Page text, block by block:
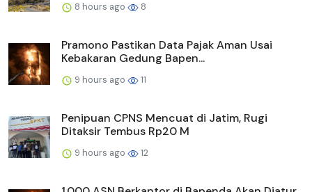
8 hours ago 8
Pramono Pastikan Data Pajak Aman Usai
Kebakaran Gedung Bapen...
9 hours ago 11
Penipuan CPNS Mencuat di Jatim, Rugi
Ditaksir Tembus Rp20 M
9 hours ago 12